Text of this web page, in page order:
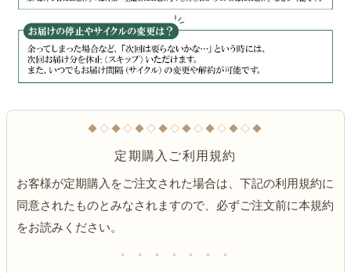
◆◇◆◇◆◇◆◇◆◇◆◇◆◇◆
定期購入ご利用規約
お客様が定期購入をご注文された場合は、下記の利用規約に
同意されたものとみなされますので、必ずご注文前に本規約
をお読みください。
＊ ＊ ＊ ＊ ＊ ＊ ＊